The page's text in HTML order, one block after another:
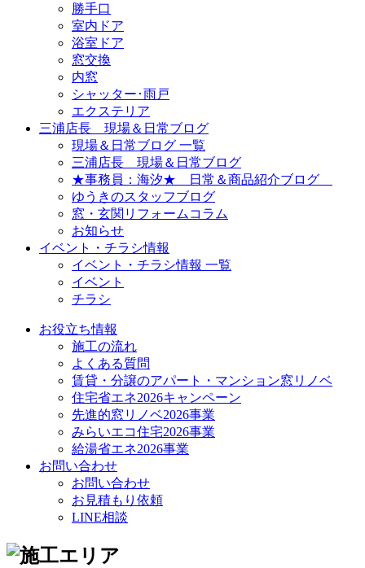
勝手口
室内ドア
浴室ドア
窓交換
内窓
シャッター･雨戸
エクステリア
三浦店長 現場＆日常ブログ
現場＆日常ブログ 一覧
三浦店長 現場＆日常ブログ
★事務員：海汐★ 日常＆商品紹介ブログ
ゆうきのスタッフブログ
窓・玄関リフォームコラム
お知らせ
イベント・チラシ情報
イベント・チラシ情報 一覧
イベント
チラシ
お役立ち情報
施工の流れ
よくある質問
賃貸・分譲のアパート・マンション窓リノベ
住宅省エネ2026キャンペーン
先進的窓リノベ2026事業
みらいエコ住宅2026事業
給湯省エネ2026事業
お問い合わせ
お問い合わせ
お見積もり依頼
LINE相談